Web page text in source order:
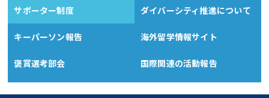
サポーター制度 ダイバーシティ推進について
キーパーソン報告 海外留学情報サイト
褒賞選考部会 国際関連の活動報告